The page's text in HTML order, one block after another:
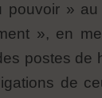
pouvoir »
», en
postes de
de